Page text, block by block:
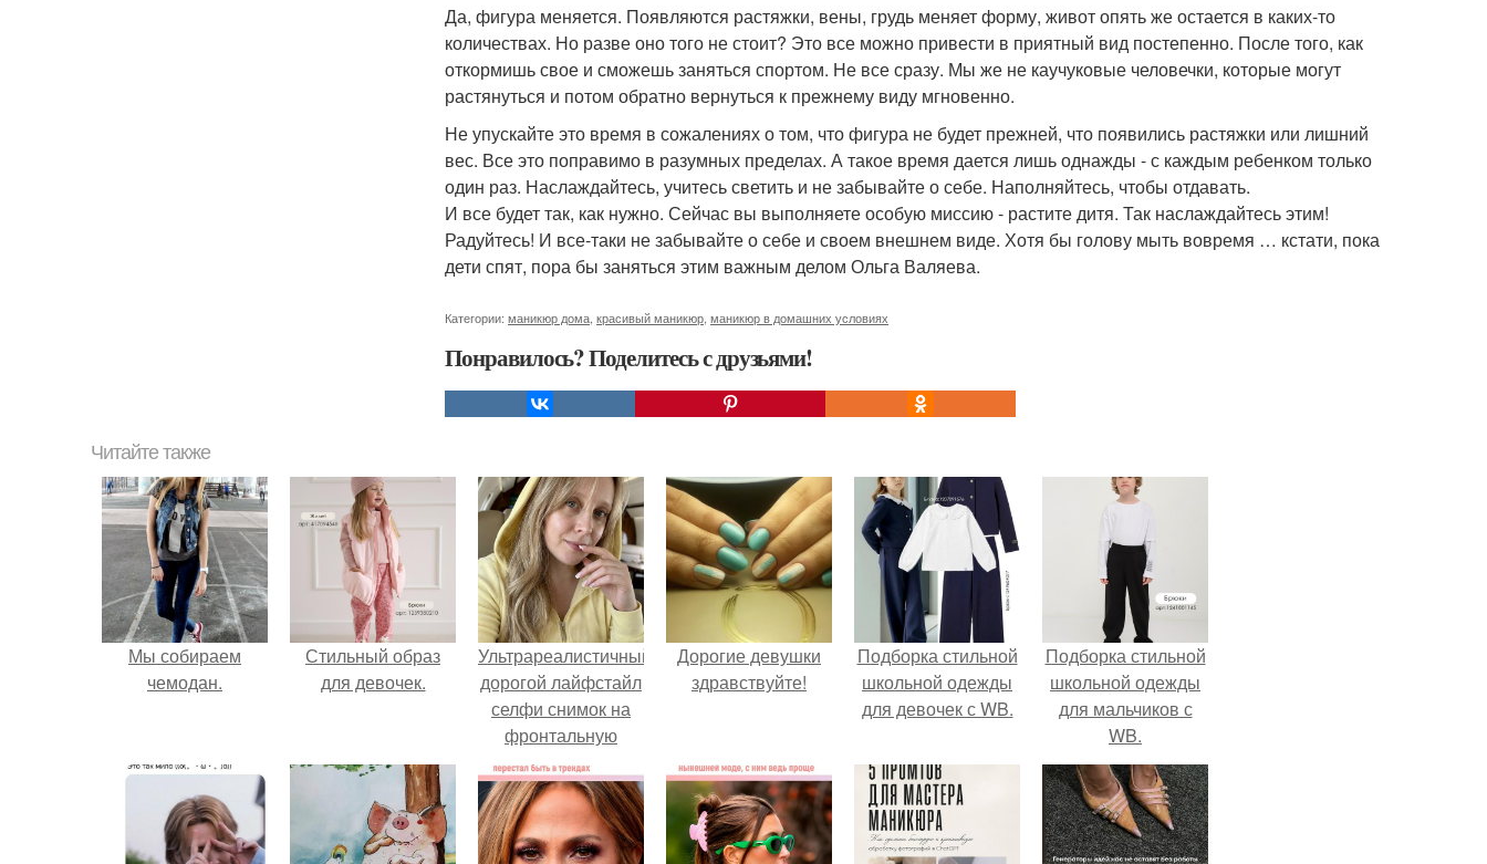
Да, фигура меняется. Появляются растяжки, вены, грудь меняет форму, живот опять же остается в каких-то
количествах. Но разве оно того не стоит? Это все можно привести в приятный вид постепенно. После того, как
откормишь свое и сможешь заняться спортом. Не все сразу. Мы же не каучуковые человечки, которые могут
растянуться и потом обратно вернуться к прежнему виду мгновенно.
Не упускайте это время в сожалениях о том, что фигура не будет прежней, что появились растяжки или лишний
вес. Все это поправимо в разумных пределах. А такое время дается лишь однажды - с каждым ребенком только
один раз. Наслаждайтесь, учитесь светить и не забывайте о себе. Наполняйтесь, чтобы отдавать.
И все будет так, как нужно. Сейчас вы выполняете особую миссию - растите дитя. Так наслаждайтесь этим!
Радуйтесь! И все-таки не забывайте о себе и своем внешнем виде. Хотя бы голову мыть вовремя … кстати, пока
дети спят, пора бы заняться этим важным делом Ольга Валяева.
Категории: маникюр дома красивый маникюр маникюр в домашних условиях
Понравилось? Поделитесь с друзьями!
Читайте также
Мы собираем
чемодан.
Стильный образ
для девочек.
Ультрареалистичный
дорогой лайфстайл
селфи снимок на
фронтальную
камеру.
Дорогие девушки
здравствуйте!
Подборка стильной
школьной одежды
для девочек с WB.
Подборка стильной
школьной одежды
для мальчиков с
WB.